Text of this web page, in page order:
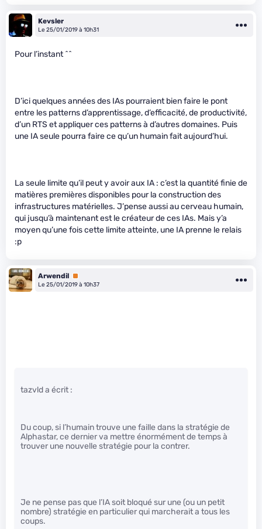
Kevsler
Le 25/01/2019 à 10h31
Pour l’instant ^^
D’ici quelques années des IAs pourraient bien faire le pont
entre les patterns d’apprentissage, d’efficacité, de productivité,
d’un RTS et appliquer ces patterns à d’autres domaines. Puis
une IA seule pourra faire ce qu’un humain fait aujourd’hui.
La seule limite qu’il peut y avoir aux IA : c’est la quantité finie de
matières premières disponibles pour la construction des
infrastructures matérielles. J’pense aussi au cerveau humain,
qui jusqu’à maintenant est le créateur de ces IAs. Mais y’a
moyen qu’une fois cette limite atteinte, une IA prenne le relais
:p
Arwendil Premium
Le 25/01/2019 à 10h37
tazvld a écrit :
Du coup, si l’humain trouve une faille dans la stratégie de
Alphastar, ce dernier va mettre énormément de temps à
trouver une nouvelle stratégie pour la contrer.
Je ne pense pas que l’IA soit bloqué sur une (ou un petit
nombre) stratégie en particulier qui marcherait a tous les
coups.